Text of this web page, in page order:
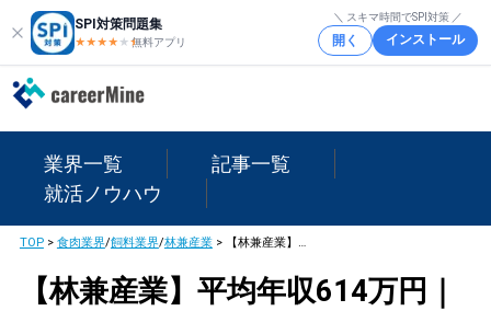
SPI対策問題集
★★★★ ★★
無料アプリ
＼ スキマ時間でSPI対策 ／
開く インストール
業界一覧
記事一覧
就活ノウハウ
TOP> 食肉業界/飼料業界/林兼産業> 【林兼産業】平均年収614万円｜年収推移・業界・年代・役職別など徹底解説！
【林兼産業】平均年収614万円｜